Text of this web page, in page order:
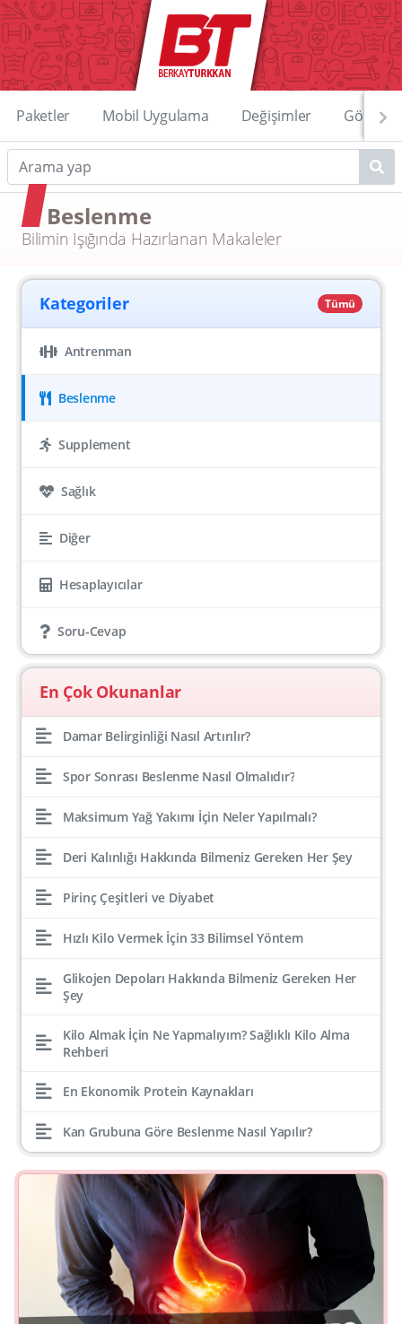
Paketler Mobil Uygulama Değişimler
Beslenme
Bilimin Işığında Hazırlanan Makaleler
Kategoriler Tümü
Antrenman
Beslenme
Supplement
Sağlık
Diğer
Hesaplayıcılar
Soru-Cevap
En Çok Okunanlar
Damar Belirginliği Nasıl Artırılır?
Spor Sonrası Beslenme Nasıl Olmalıdır?
Maksimum Yağ Yakımı İçin Neler Yapılmalı?
Deri Kalınlığı Hakkında Bilmeniz Gereken Her Şey
Pirinç Çeşitleri ve Diyabet
Hızlı Kilo Vermek İçin 33 Bilimsel Yöntem
Glikojen Depoları Hakkında Bilmeniz Gereken Her
Şey
Kilo Almak İçin Ne Yapmalıyım? Sağlıklı Kilo Alma
Rehberi
En Ekonomik Protein Kaynakları
Kan Grubuna Göre Beslenme Nasıl Yapılır?